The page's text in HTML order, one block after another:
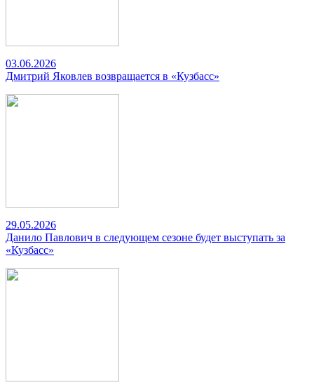
03.06.2026
Дмитрий Яковлев возвращается в «Кузбасс»
29.05.2026
Данило Павлович в следующем сезоне будет выступать за
«Кузбасс»